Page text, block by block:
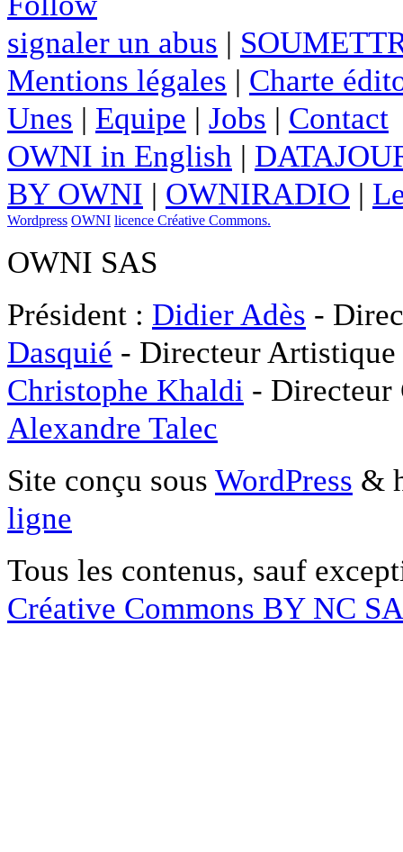
signaler un abus |
Mentions légales | Charte
Unes | Equipe | Jobs | Contact
OWNI in English |
BY OWNI | OWNIRADIO |
Wordpress OWNI licence Créative Commons.
OWNI SAS
Président : Didier Adès -
Dasquié - Directeur
Christophe Khaldi -
Alexandre Talec
Site conçu sous WordPress &
ligne
Tous les contenus, sauf
Créative Commons BY NC SA